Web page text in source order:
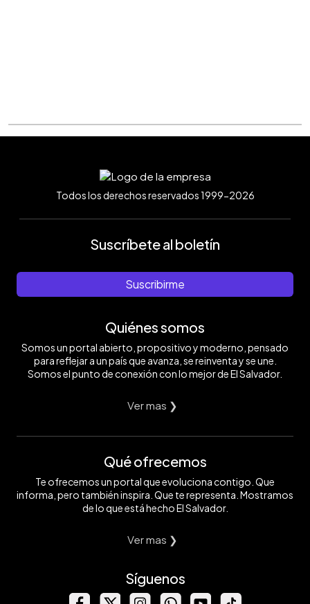
Todos los derechos reservados 1999-2026
Suscríbete al boletín
Suscribirme
Quiénes somos
Somos un portal abierto, propositivo y moderno, pensado
para reflejar a un país que avanza, se reinventa y se une.
Somos el punto de conexión con lo mejor de El Salvador.
Ver mas ❯
Qué ofrecemos
Te ofrecemos un portal que evoluciona contigo. Que
informa, pero también inspira. Que te representa. Mostramos
de lo que está hecho El Salvador.
Ver mas ❯
Síguenos